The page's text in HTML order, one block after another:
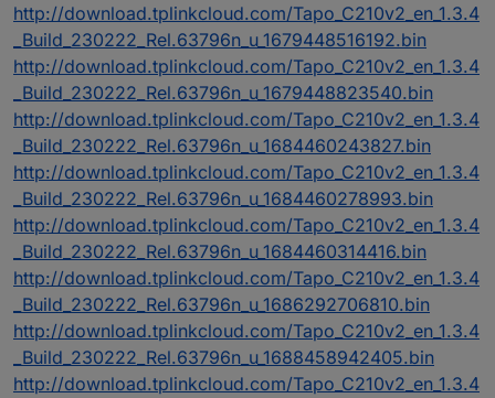
http://download.tplinkcloud.com/Tapo_C210v2_en_1.3.4
_Build_230222_Rel.63796n_u_1679448516192.bin
http://download.tplinkcloud.com/Tapo_C210v2_en_1.3.4
_Build_230222_Rel.63796n_u_1679448823540.bin
http://download.tplinkcloud.com/Tapo_C210v2_en_1.3.4
_Build_230222_Rel.63796n_u_1684460243827.bin
http://download.tplinkcloud.com/Tapo_C210v2_en_1.3.4
_Build_230222_Rel.63796n_u_1684460278993.bin
http://download.tplinkcloud.com/Tapo_C210v2_en_1.3.4
_Build_230222_Rel.63796n_u_1684460314416.bin
http://download.tplinkcloud.com/Tapo_C210v2_en_1.3.4
_Build_230222_Rel.63796n_u_1686292706810.bin
http://download.tplinkcloud.com/Tapo_C210v2_en_1.3.4
_Build_230222_Rel.63796n_u_1688458942405.bin
http://download.tplinkcloud.com/Tapo_C210v2_en_1.3.4